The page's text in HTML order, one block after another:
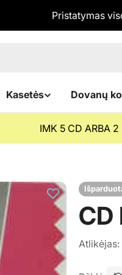
Pristatymas
Kasetės Dovanų
IMK 5 CD ARBA
CD
Atlikėjas: